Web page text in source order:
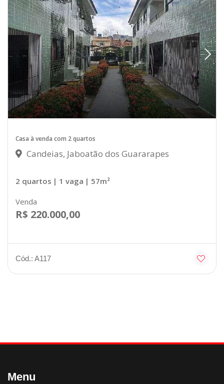
Casa à venda com 2 quartos
Candeias, Jaboatão dos Guararapes
2 quartos | 1 vaga | 57m²
Venda
R$ 220.000,00
Cód.: A117
Menu